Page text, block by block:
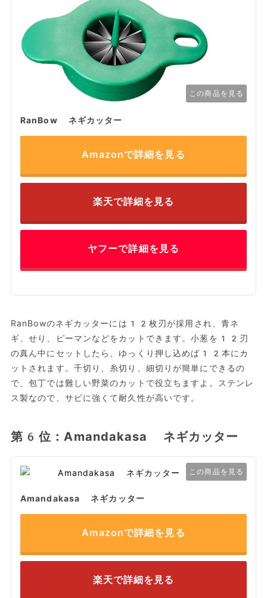
この商品を見る
RanBow ネギカッター
Amazonで詳細を見る
楽天で詳細を見る
ヤフーで詳細を見る
RanBowのネギカッターには12枚刃が採用され、青ネ
ギ、せり、ピーマンなどをカットできます。小葱を12刃
の真ん中にセットしたら、ゆっくり押し込めば12本にカ
ットされます。千切り、糸切り、細切りが簡単にできるの
で、包丁では難しい野菜のカットで役立ちますよ。ステンレ
ス製なので、サビに強くて耐久性が高いです。
第6位：Amandakasa ネギカッター
この商品を見る
Amandakasa ネギカッター
Amazonで詳細を見る
楽天で詳細を見る